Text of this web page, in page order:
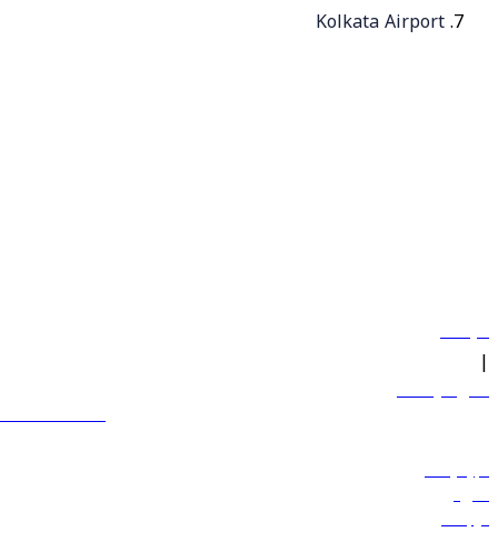
Kolkata Airport
سياساتنا
|
الشروط والأحكام
600 544 445
حجز الرحلات
العروض
الوجهات